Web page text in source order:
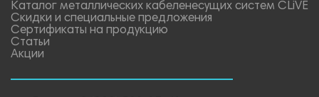
Каталог металлических кабеленесущих систем CLiVE
Скидки и специальные предложения
Сертификаты на продукцию
Статьи
Акции